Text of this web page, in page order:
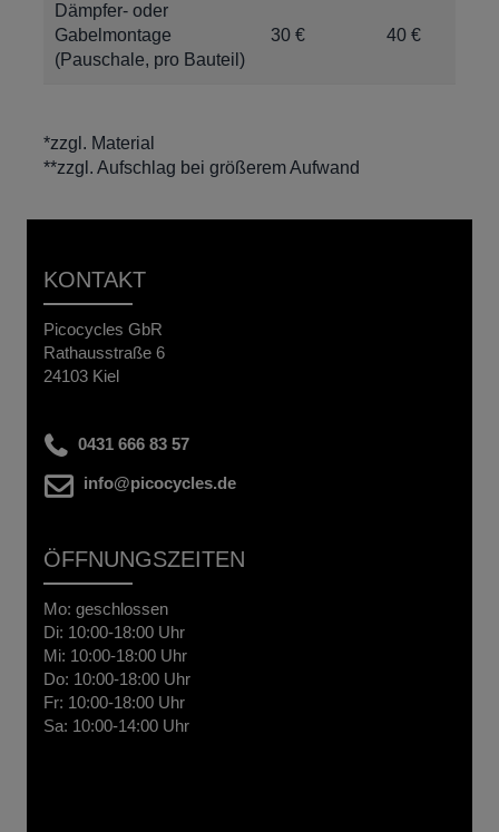
Dämpfer- oder
Gabelmontage
(Pauschale, pro Bauteil)
30 € 40 €
*zzgl. Material
**zzgl. Aufschlag bei größerem Aufwand
KONTAKT
Picocycles GbR
Rathausstraße 6
24103 Kiel
0431 666 83 57
info@picocycles.de
ÖFFNUNGSZEITEN
Mo: geschlossen
Di: 10:00-18:00 Uhr
Mi: 10:00-18:00 Uhr
Do: 10:00-18:00 Uhr
Fr: 10:00-18:00 Uhr
Sa: 10:00-14:00 Uhr